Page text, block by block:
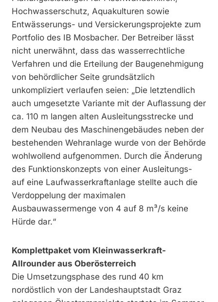
Hochwasserschutz, Aquakulturen sowie
Entwässerungs- und Versickerungsprojekte zum
Portfolio des IB Mosbacher. Der Betreiber lässt
nicht unerwähnt, dass das wasserrechtliche
Verfahren und die Erteilung der Baugenehmigung
von behördlicher Seite grundsätzlich
unkompliziert verlaufen seien: „Die letztendlich
auch umgesetzte Variante mit der Auflassung der
ca. 110 m langen alten Ausleitungsstrecke und
dem Neubau des Maschinengebäudes neben der
bestehenden Wehranlage wurde von der Behörde
wohlwollend aufgenommen. Durch die Änderung
des Funktionskonzepts von einer Ausleitungs-
auf eine Laufwasserkraftanlage stellte auch die
Verdoppelung der maximalen
Ausbauwassermenge von 4 auf 8 m³/s keine
Hürde dar.“
Komplettpaket vom Kleinwasserkraft-
Allrounder aus Oberösterreich
Die Umsetzungsphase des rund 40 km
nordöstlich von der Landeshauptstadt Graz